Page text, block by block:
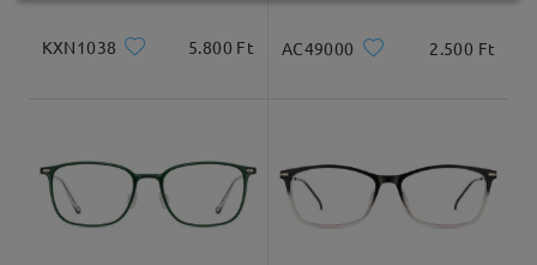
KXN1038 5.800 Ft AC49000 2.500 Ft